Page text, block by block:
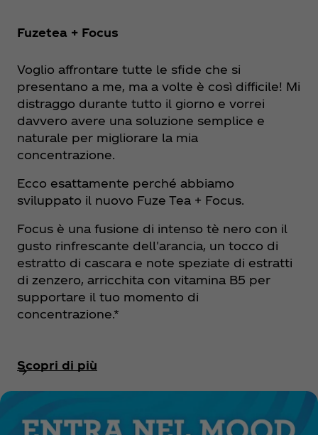
Fuzetea + Focus
Voglio affrontare tutte le sfide che si
presentano a me, ma a volte è così difficile! Mi
distraggo durante tutto il giorno e vorrei
davvero avere una soluzione semplice e
naturale per migliorare la mia
concentrazione.
Ecco esattamente perché abbiamo
sviluppato il nuovo Fuze Tea + Focus.
Focus è una fusione di intenso tè nero con il
gusto rinfrescante dell'arancia, un tocco di
estratto di cascara e note speziate di estratti
di zenzero, arricchita con vitamina B5 per
supportare il tuo momento di
concentrazione.*
Scopri di più